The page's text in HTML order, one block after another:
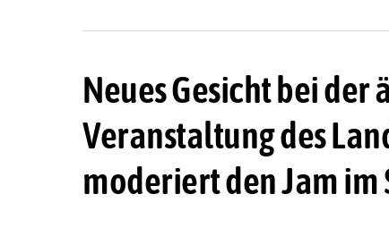
Neues Gesicht bei der
Veranstaltung des
moderiert den Jam im